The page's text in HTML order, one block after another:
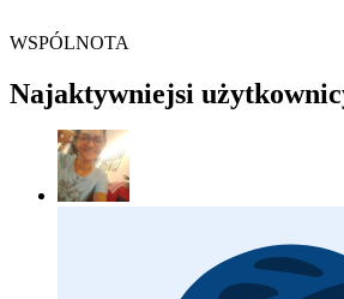
WSPÓLNOTA
Najaktywniejsi